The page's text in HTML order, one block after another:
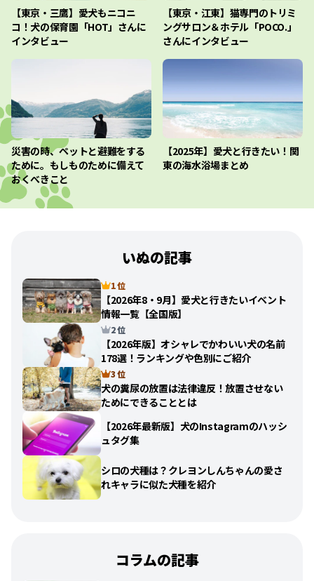
【東京・三鷹】愛犬もニコニ
コ！犬の保育園「HOT」さんに
インタビュー
【東京・江東】猫専門のトリミ
ングサロン＆ホテル「POCO.」
さんにインタビュー
災害の時、ペットと避難をする
ために。もしものために備えて
おくべきこと
【2025年】愛犬と行きたい！関
東の海水浴場まとめ
いぬの記事
1 位
【2026年8・9月】愛犬と行きたいイベント
情報一覧【全国版】
2 位
【2026年版】オシャレでかわいい犬の名前
178選！ランキングや色別にご紹介
3 位
犬の糞尿の放置は法律違反！放置させない
ためにできることとは
【2026年最新版】犬のInstagramのハッシ
ュタグ集
シロの犬種は？クレヨンしんちゃんの愛さ
れキャラに似た犬種を紹介
コラムの記事